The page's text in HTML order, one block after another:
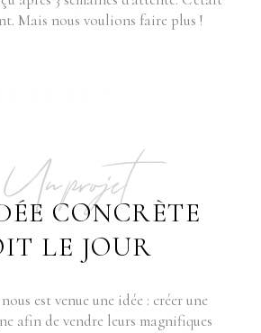
Mais nous voulions faire plus !
Un projet
CONCRÈTE
LE JOUR
est venue une idée : créer une
afin de vendre leurs magnifiques